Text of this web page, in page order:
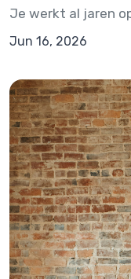
Je werkt al jaren
Jun 16, 2026